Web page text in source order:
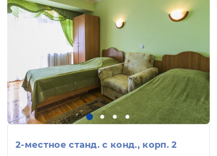
2-местное станд. с конд., корп. 2